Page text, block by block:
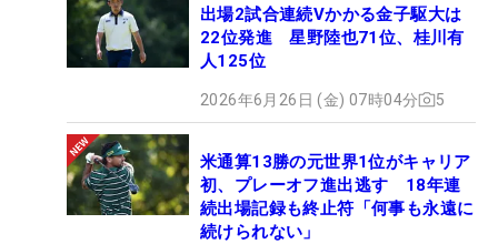
出場2試合連続Vかかる金子駆大は
22位発進 星野陸也71位、桂川有
人125位
2026年6月26日 (金) 07時04分 5
米通算13勝の元世界1位がキャリア
初、プレーオフ進出逃す 18年連
続出場記録も終止符「何事も永遠に
続けられない」